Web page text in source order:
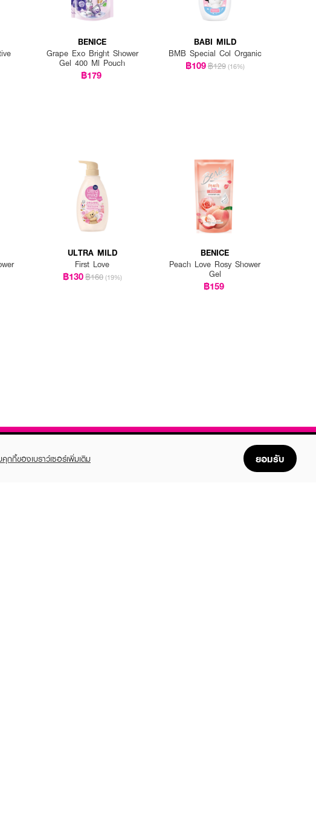
BENICE
Grape Exo Bright Shower
Gel 400 Ml Pouch
฿179
BABI MILD
BMB Special Col Organic
฿109฿129 (16%)
ULTRA MILD
First Love
฿130฿160 (19%)
BENICE
Peach Love Rosy Shower
Gel
฿159
คุกกี้ของเบราว์เซอร์เพิ่มเติม ยอมรับ